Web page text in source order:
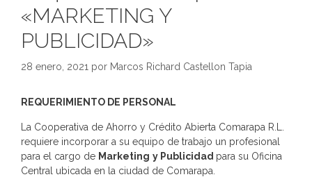
«MARKETING Y
PUBLICIDAD»
28 enero, 2021 por Marcos Richard Castellon Tapia
REQUERIMIENTO DE PERSONAL
La Cooperativa de Ahorro y Crédito Abierta Comarapa R.L.
requiere incorporar a su equipo de trabajo un profesional
para el cargo de Marketing y Publicidad para su Oficina
Central ubicada en la ciudad de Comarapa.